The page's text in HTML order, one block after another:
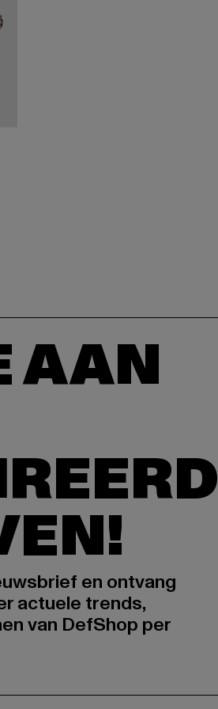
AAN
en ontvang
actuele trends,
van DefShop per